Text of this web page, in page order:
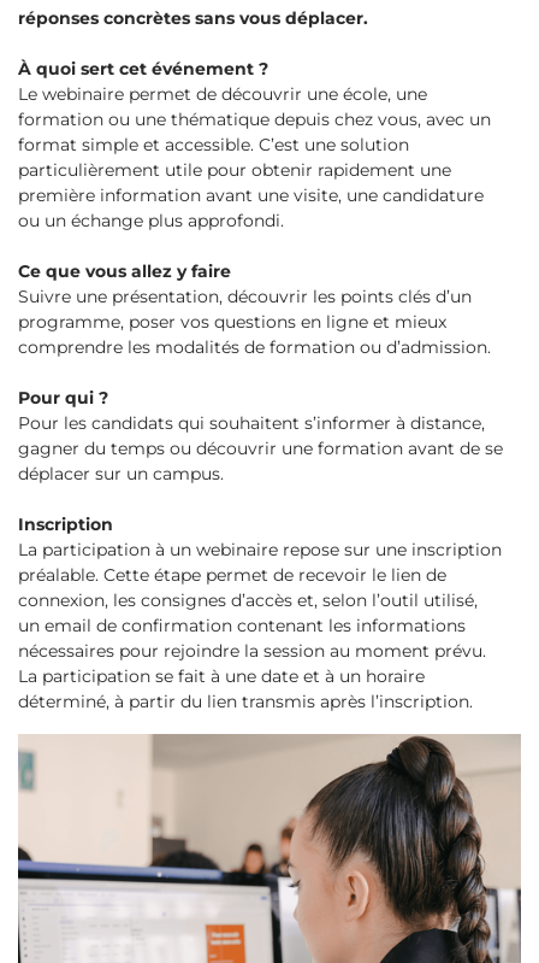
réponses concrètes sans vous déplacer.
À quoi sert cet événement ?
Le webinaire permet de découvrir une école, une
formation ou une thématique depuis chez vous, avec un
format simple et accessible. C’est une solution
particulièrement utile pour obtenir rapidement une
première information avant une visite, une candidature
ou un échange plus approfondi.
Ce que vous allez y faire
Suivre une présentation, découvrir les points clés d’un
programme, poser vos questions en ligne et mieux
comprendre les modalités de formation ou d’admission.
Pour qui ?
Pour les candidats qui souhaitent s’informer à distance,
gagner du temps ou découvrir une formation avant de se
déplacer sur un campus.
Inscription
La participation à un webinaire repose sur une inscription
préalable. Cette étape permet de recevoir le lien de
connexion, les consignes d’accès et, selon l’outil utilisé,
un email de confirmation contenant les informations
nécessaires pour rejoindre la session au moment prévu.
La participation se fait à une date et à un horaire
déterminé, à partir du lien transmis après l’inscription.